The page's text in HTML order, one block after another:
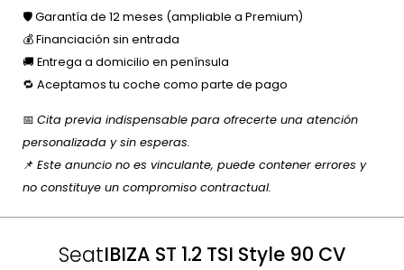
🛡️ Garantía de 12 meses (ampliable a Premium)
💰 Financiación sin entrada
🚚 Entrega a domicilio en península
🔁 Aceptamos tu coche como parte de pago
📅 Cita previa indispensable para ofrecerte una atención
personalizada y sin esperas.
📌 Este anuncio no es vinculante, puede contener errores y
no constituye un compromiso contractual.
SeatIBIZA ST 1.2 TSI Style 90 CV